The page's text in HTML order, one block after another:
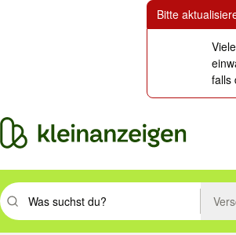
Bitte
falls
Suchbegriff eingeben. Eingabetaste drücken